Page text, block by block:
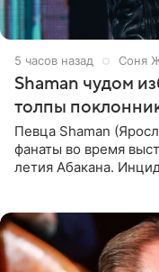
5 часов назад Соня
Shaman чудом
толпы
Певца Shaman
фанаты во время
летия Абакана.